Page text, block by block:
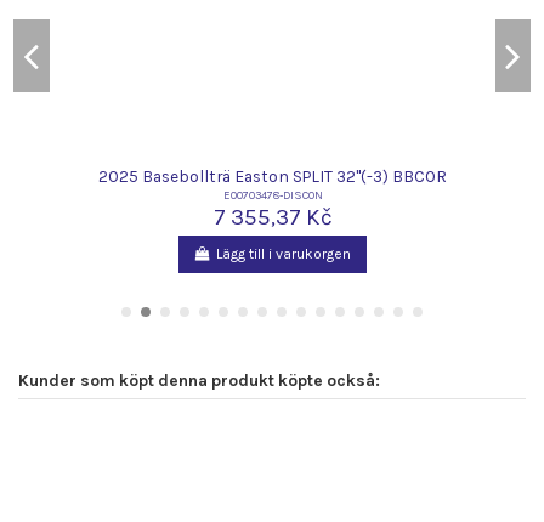
2025 Basebollträ Easton SPLIT 32"(-3) BBCOR
E00703478-DISCON
7 355,37 Kč
Lägg till i varukorgen
Kunder som köpt denna produkt köpte också: